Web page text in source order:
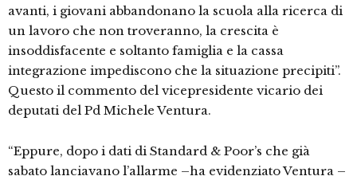
avanti, i giovani abbandonano la scuola alla ricerca di
un lavoro che non troveranno, la crescita è
insoddisfacente e soltanto famiglia e la cassa
integrazione impediscono che la situazione precipiti”.
Questo il commento del vicepresidente vicario dei
deputati del Pd Michele Ventura.
“Eppure, dopo i dati di Standard & Poor’s che già
sabato lanciavano l’allarme –ha evidenziato Ventura –